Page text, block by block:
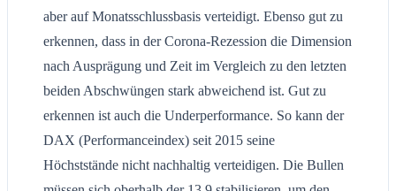
aber auf Monatsschlussbasis verteidigt. Ebenso gut zu
erkennen, dass in der Corona-Rezession die Dimension
nach Ausprägung und Zeit im Vergleich zu den letzten
beiden Abschwüngen stark abweichend ist. Gut zu
erkennen ist auch die Underperformance. So kann der
DAX (Performanceindex) seit 2015 seine
Höchststände nicht nachhaltig verteidigen. Die Bullen